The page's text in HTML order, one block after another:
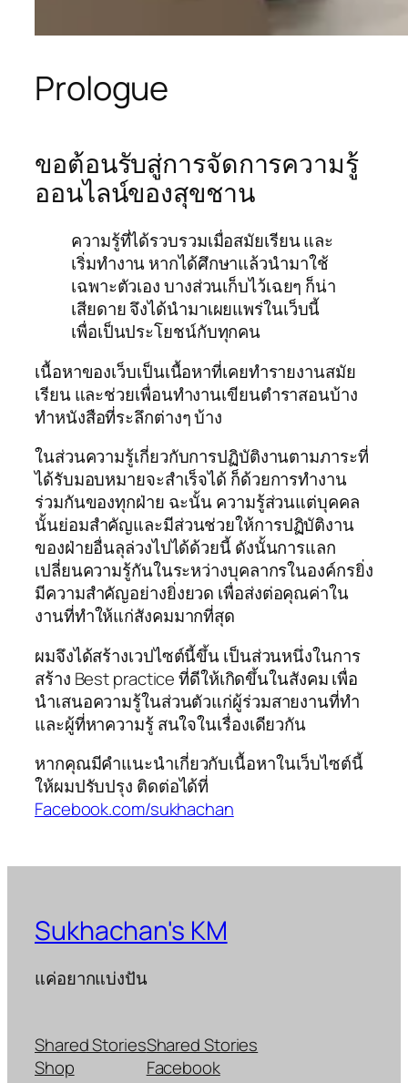
Prologue
ขอต้อนรับสู่การจัดการความรู้
ออนไลน์ของสุขชาน
ความรู้ที่ได้รวบรวมเมื่อสมัยเรียน และ
เริ่มทำงาน หากได้ศึกษาแล้วนำมาใช้
เฉพาะตัวเอง บางส่วนเก็บไว้เฉยๆ ก็น่า
เสียดาย จึงได้นำมาเผยแพร่ในเว็บนี้
เพื่อเป็นประโยชน์กับทุกคน
เนื้อหาของเว็บเป็นเนื้อหาที่เคยทำรายงานสมัย
เรียน และช่วยเพื่อนทำงานเขียนตำราสอนบ้าง
ทำหนังสือที่ระลึกต่างๆ บ้าง
ในส่วนความรู้เกี่ยวกับการปฏิบัติงานตามภาระที่
ได้รับมอบหมายจะสำเร็จได้ ก็ด้วยการทำงาน
ร่วมกันของทุกฝ่าย ฉะนั้น ความรู้ส่วนแต่บุคคล
นั้นย่อมสำคัญและมีส่วนช่วยให้การปฏิบัติงาน
ของฝ่ายอื่นลุล่วงไปได้ด้วยนี้ ดังนั้นการแลก
เปลี่ยนความรู้กันในระหว่างบุคลากรในองค์กรยิ่ง
มีความสำคัญอย่างยิ่งยวด เพื่อส่งต่อคุณค่าใน
งานที่ทำให้แก่สังคมมากที่สุด
ผมจึงได้สร้างเวปไซต์นี้ขึ้น เป็นส่วนหนึ่งในการ
สร้าง Best practice ที่ดีให้เกิดขึ้นในสังคม เพื่อ
นำเสนอความรู้ในส่วนตัวแก่ผู้ร่วมสายงานที่ทำ
และผู้ที่หาความรู้ สนใจในเรื่องเดียวกัน
หากคุณมีคำแนะนำเกี่ยวกับเนื้อหาในเว็บไซต์นี้
ให้ผมปรับปรุง ติดต่อได้ที่
Facebook.com/sukhachan
Sukhachan's KM
แค่อยากแบ่งปัน
Shared Stories
Shop
Shared Stories
Facebook